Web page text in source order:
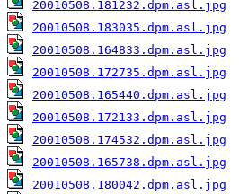
20010508.181232.dpm.asl.jpg
20010508.183035.dpm.asl.jpg
20010508.164833.dpm.asl.jpg
20010508.172735.dpm.asl.jpg
20010508.165440.dpm.asl.jpg
20010508.172133.dpm.asl.jpg
20010508.174532.dpm.asl.jpg
20010508.165738.dpm.asl.jpg
20010508.180042.dpm.asl.jpg